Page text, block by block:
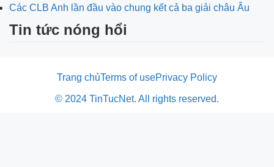
Các CLB Anh lần đầu vào chung kết cả ba giải châu Âu
Tin tức nóng hổi
Trang chủTerms of usePrivacy Policy
© 2024 TinTucNet. All rights reserved.